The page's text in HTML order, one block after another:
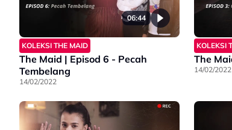
06:44
KOLEKSI THE MAID
The Maid | Episod 6 - Pecah
Tembelang
14/02/2022
KOLEKSI
The
14/02/2022